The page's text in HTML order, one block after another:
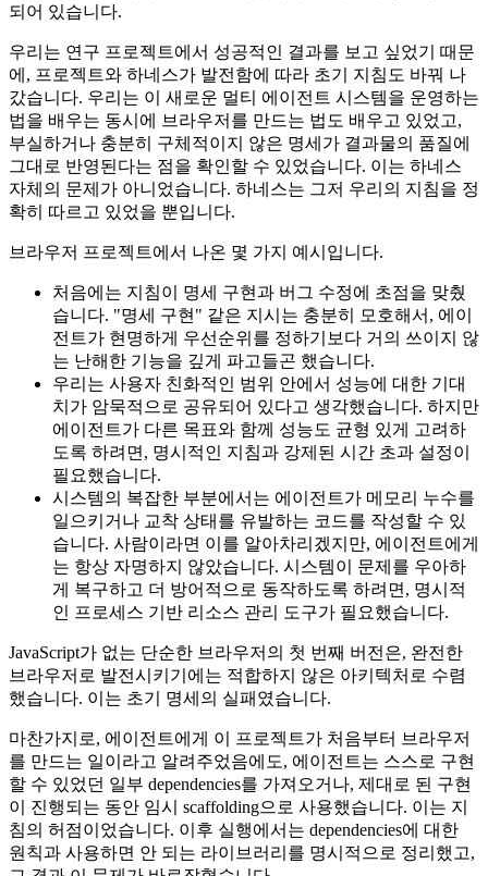
되어 있습니다.
우리는 연구 프로젝트에서 성공적인 결과를 보고 싶었기 때문
에, 프로젝트와 하네스가 발전함에 따라 초기 지침도 바꿔 나
갔습니다. 우리는 이 새로운 멀티 에이전트 시스템을 운영하는
법을 배우는 동시에 브라우저를 만드는 법도 배우고 있었고,
부실하거나 충분히 구체적이지 않은 명세가 결과물의 품질에
그대로 반영된다는 점을 확인할 수 있었습니다. 이는 하네스
자체의 문제가 아니었습니다. 하네스는 그저 우리의 지침을 정
확히 따르고 있었을 뿐입니다.
브라우저 프로젝트에서 나온 몇 가지 예시입니다.
처음에는 지침이 명세 구현과 버그 수정에 초점을 맞췄
습니다. "명세 구현" 같은 지시는 충분히 모호해서, 에이
전트가 현명하게 우선순위를 정하기보다 거의 쓰이지 않
는 난해한 기능을 깊게 파고들곤 했습니다.
우리는 사용자 친화적인 범위 안에서 성능에 대한 기대
치가 암묵적으로 공유되어 있다고 생각했습니다. 하지만
에이전트가 다른 목표와 함께 성능도 균형 있게 고려하
도록 하려면, 명시적인 지침과 강제된 시간 초과 설정이
필요했습니다.
시스템의 복잡한 부분에서는 에이전트가 메모리 누수를
일으키거나 교착 상태를 유발하는 코드를 작성할 수 있
습니다. 사람이라면 이를 알아차리겠지만, 에이전트에게
는 항상 자명하지 않았습니다. 시스템이 문제를 우아하
게 복구하고 더 방어적으로 동작하도록 하려면, 명시적
인 프로세스 기반 리소스 관리 도구가 필요했습니다.
JavaScript가 없는 단순한 브라우저의 첫 번째 버전은, 완전한
브라우저로 발전시키기에는 적합하지 않은 아키텍처로 수렴
했습니다. 이는 초기 명세의 실패였습니다.
마찬가지로, 에이전트에게 이 프로젝트가 처음부터 브라우저
를 만드는 일이라고 알려주었음에도, 에이전트는 스스로 구현
할 수 있었던 일부 dependencies를 가져오거나, 제대로 된 구현
이 진행되는 동안 임시 scaffolding으로 사용했습니다. 이는 지
침의 허점이었습니다. 이후 실행에서는 dependencies에 대한
원칙과 사용하면 안 되는 라이브러리를 명시적으로 정리했고,